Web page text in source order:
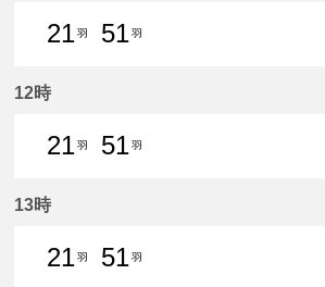
21羽
51羽
12時
21羽
51羽
13時
21羽
51羽